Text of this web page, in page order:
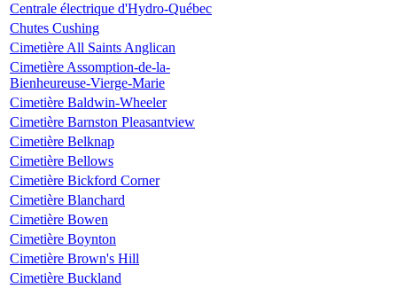
Centrale électrique d'Hydro-Québec
Chutes Cushing
Cimetière All Saints Anglican
Cimetière Assomption-de-la-
Bienheureuse-Vierge-Marie
Cimetière Baldwin-Wheeler
Cimetière Barnston Pleasantview
Cimetière Belknap
Cimetière Bellows
Cimetière Bickford Corner
Cimetière Blanchard
Cimetière Bowen
Cimetière Boynton
Cimetière Brown's Hill
Cimetière Buckland